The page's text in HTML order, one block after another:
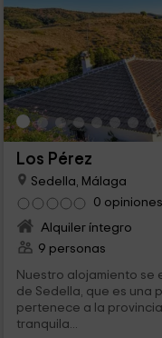
Los Pérez
Sedella, Málaga
0 opiniones
Alquiler íntegro
9 personas
Nuestro alojamiento se
de Sedella, que es una
pertenece a la
tranquila...